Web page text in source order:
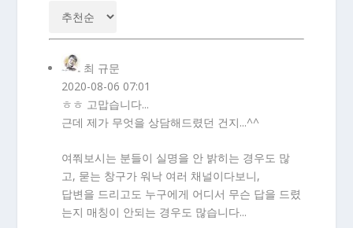
최 규문
2020-08-06 07:01
ㅎㅎ 고맙습니다...
근데 제가 무엇을 상담해드렸던 건지...^^
여쭤보시는 분들이 실명을 안 밝히는 경우도 많
고, 묻는 창구가 워낙 여러 채널이다보니,
답변을 드리고도 누구에게 어디서 무슨 답을 드렸
는지 매칭이 안되는 경우도 많습니다...